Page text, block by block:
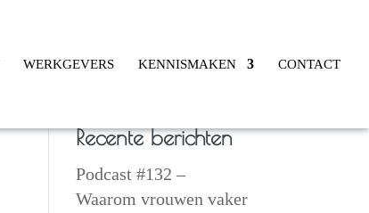
WERKGEVERS KENNISMAKEN CONTACT
Recente berichten
Podcast #132 –
Waarom vrouwen vaker